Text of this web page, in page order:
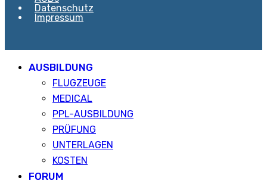
Datenschutz
Impressum
AUSBILDUNG
FLUGZEUGE
MEDICAL
PPL-AUSBILDUNG
PRÜFUNG
UNTERLAGEN
KOSTEN
FORUM